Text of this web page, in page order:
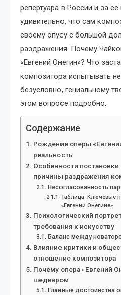
репертуара в России и за
удивительно, что сам
своему опусу с большой
раздражения. Почему
«Евгений Онегин»? Что
композитора испытывать
безусловно, гениальному
этом вопросе подробно.
Содержание
Рождение оперы
реальность
Особенности постановки
причины раздражения
Несогласованность
Таблица: Ключевые
«Евгении Онегине»
Психологический
требования к искусству
Баланс между
Влияние критики и
отношение композитора
Почему опера «Евгений
шедевром
Главные достоинства